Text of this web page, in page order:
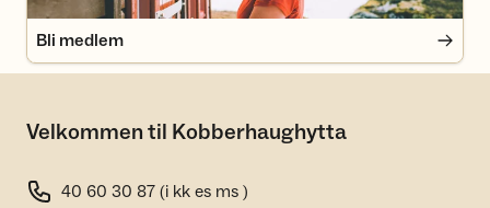
Bli medlem
Velkommen til Kobberhaughytta
40 60 30 87 (i kk es ms )